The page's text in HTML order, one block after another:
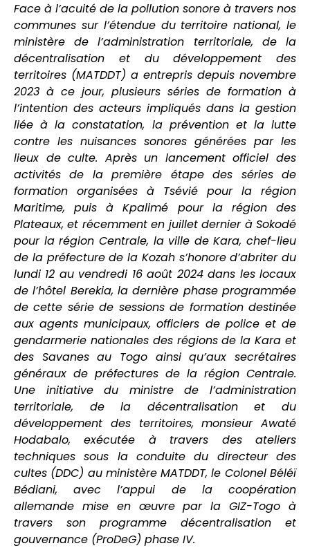
Face à l’acuité de la pollution sonore à travers nos
communes sur l’étendue du territoire national, le
ministère de l’administration territoriale, de la
décentralisation et du développement des
territoires (MATDDT) a entrepris depuis novembre
2023 à ce jour, plusieurs séries de formation à
l’intention des acteurs impliqués dans la gestion
liée à la constatation, la prévention et la lutte
contre les nuisances sonores générées par les
lieux de culte. Après un lancement officiel des
activités de la première étape des séries de
formation organisées à Tsévié pour la région
Maritime, puis à Kpalimé pour la région des
Plateaux, et récemment en juillet dernier à Sokodé
pour la région Centrale, la ville de Kara, chef-lieu
de la préfecture de la Kozah s’honore d’abriter du
lundi 12 au vendredi 16 août 2024 dans les locaux
de l’hôtel Berekia, la dernière phase programmée
de cette série de sessions de formation destinée
aux agents municipaux, officiers de police et de
gendarmerie nationales des régions de la Kara et
des Savanes au Togo ainsi qu’aux secrétaires
généraux de préfectures de la région Centrale.
Une initiative du ministre de l’administration
territoriale, de la décentralisation et du
développement des territoires, monsieur Awaté
Hodabalo, exécutée à travers des ateliers
techniques sous la conduite du directeur des
cultes (DDC) au ministère MATDDT, le Colonel Béléï
Bédiani, avec l’appui de la coopération
allemande mise en œuvre par la GIZ-Togo à
travers son programme décentralisation et
gouvernance (ProDeG) phase IV.